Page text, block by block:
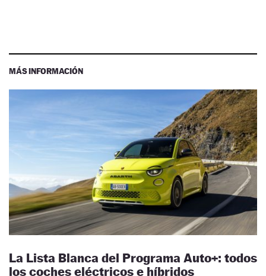
MÁS INFORMACIÓN
La Lista Blanca del Programa Auto+: todos
los coches eléctricos e híbridos